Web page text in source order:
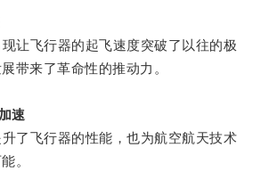
飞行器的起飞速度突破了以往的极
带来了革命性的推动力。
速
飞行器的性能，也为航空航天技术
。